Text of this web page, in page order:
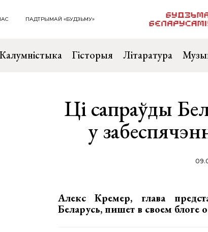
ПАДТРЫМАЙ «БУДЗЬМУ»
Калумністыка Гісторыя Літаратура
Ці сапраўды
у
Алекс Кремер, глава
Беларусь, пишет в своем блоге